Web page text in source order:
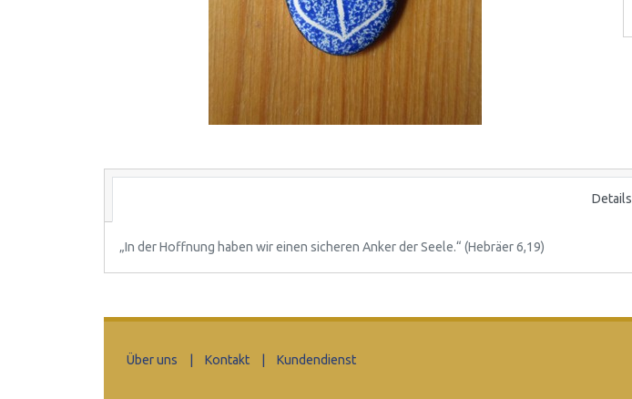
Details
„In der Hoffnung haben wir einen sicheren Anker der Seele.“ (Hebräer 6,19)
Über uns Kontakt Kundendienst